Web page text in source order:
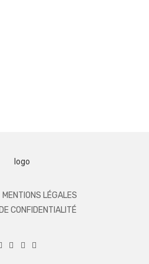
MENTIONS LÉGALES
CONFIDENTIALITÉ